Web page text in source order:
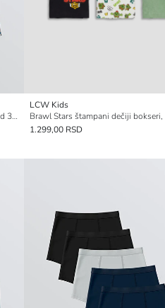
Dečji štampane bokserice, pakovanje od 3 komada
LCW Kids
1.299,00 RSD